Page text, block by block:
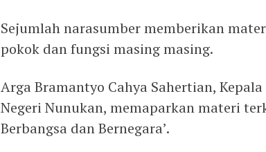
Sejumlah narasumber memberikan
pokok dan fungsi masing masing.
Arga Bramantyo Cahya Sahertian,
Negeri Nunukan, memaparkan materi
Berbangsa dan Bernegara’.